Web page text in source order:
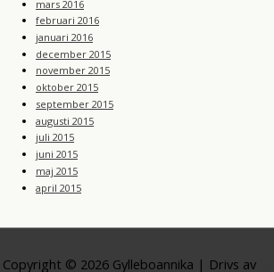
mars 2016
februari 2016
januari 2016
december 2015
november 2015
oktober 2015
september 2015
augusti 2015
juli 2015
juni 2015
maj 2015
april 2015
Copyright © 2026 Gylleboannika | Drivs av